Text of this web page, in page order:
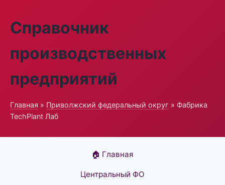
Справочник
производственных
предприятий
Главная » Приволжский федеральный округ » Фабрика
TechPlant Лаб
🏠 Главная
Центральный ФО